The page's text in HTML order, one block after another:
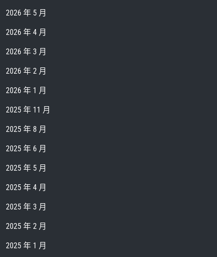
2026 年 5 月
2026 年 4 月
2026 年 3 月
2026 年 2 月
2026 年 1 月
2025 年 11 月
2025 年 8 月
2025 年 6 月
2025 年 5 月
2025 年 4 月
2025 年 3 月
2025 年 2 月
2025 年 1 月